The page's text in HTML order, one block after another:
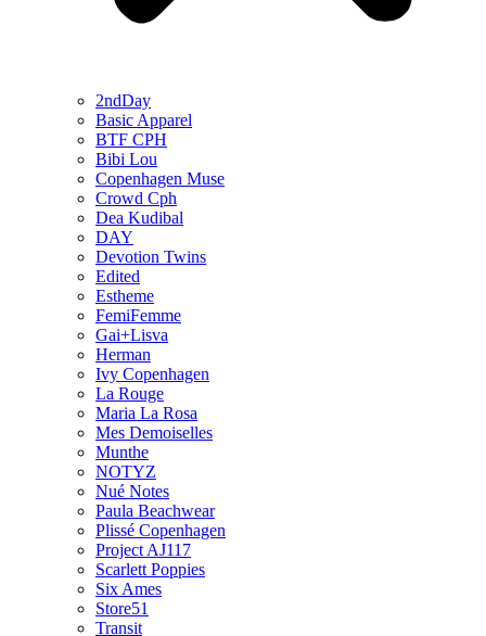
2ndDay
Basic Apparel
BTF CPH
Bibi Lou
Copenhagen Muse
Crowd Cph
Dea Kudibal
DAY
Devotion Twins
Edited
Estheme
FemiFemme
Gai+Lisva
Herman
Ivy Copenhagen
La Rouge
Maria La Rosa
Mes Demoiselles
Munthe
NOTYZ
Nué Notes
Paula Beachwear
Plissé Copenhagen
Project AJ117
Scarlett Poppies
Six Ames
Store51
Transit